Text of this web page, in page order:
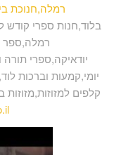
רמלה,חנוכת
בלוד,חנות ספרי
רמלה,ספר
יודאיקה,ספרי
יומי,קמעות וברכות
קלפים